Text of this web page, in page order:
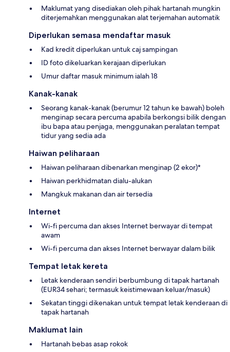
Maklumat yang disediakan oleh pihak hartanah mungkin
diterjemahkan menggunakan alat terjemahan automatik
Diperlukan semasa mendaftar masuk
Kad kredit diperlukan untuk caj sampingan
ID foto dikeluarkan kerajaan diperlukan
Umur daftar masuk minimum ialah 18
Kanak-kanak
Seorang kanak-kanak (berumur 12 tahun ke bawah) boleh
menginap secara percuma apabila berkongsi bilik dengan
ibu bapa atau penjaga, menggunakan peralatan tempat
tidur yang sedia ada
Haiwan peliharaan
Haiwan peliharaan dibenarkan menginap (2 ekor)*
Haiwan perkhidmatan dialu-alukan
Mangkuk makanan dan air tersedia
Internet
Wi-fi percuma dan akses Internet berwayar di tempat
awam
Wi-fi percuma dan akses Internet berwayar dalam bilik
Tempat letak kereta
Letak kenderaan sendiri berbumbung di tapak hartanah
(EUR34 sehari; termasuk keistimewaan keluar/masuk)
Sekatan tinggi dikenakan untuk tempat letak kenderaan di
tapak hartanah
Maklumat lain
Hartanah bebas asap rokok